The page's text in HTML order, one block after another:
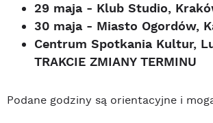
29 maja - Klub Studio,
30 maja - Miasto Ogordów,
Centrum Spotkania Kultur,
TRAKCIE ZMIANY TERMINU
Podane godziny są orientacyjne i